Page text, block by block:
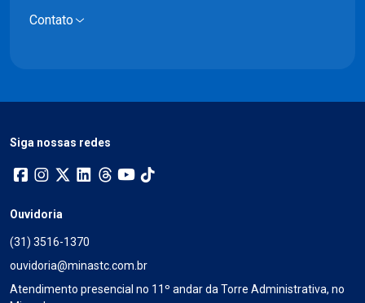
Contato
Siga nossas redes
Ouvidoria
(31) 3516-1370
ouvidoria@minastc.com.br
Atendimento presencial no 11º andar da Torre Administrativa, no